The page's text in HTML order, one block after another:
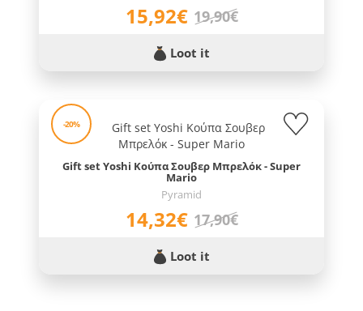
15,92€ 19,90€
Loot it
-20%
Gift set Yoshi Κούπα Σουβερ Μπρελόκ - Super
Mario
Pyramid
14,32€ 17,90€
Loot it